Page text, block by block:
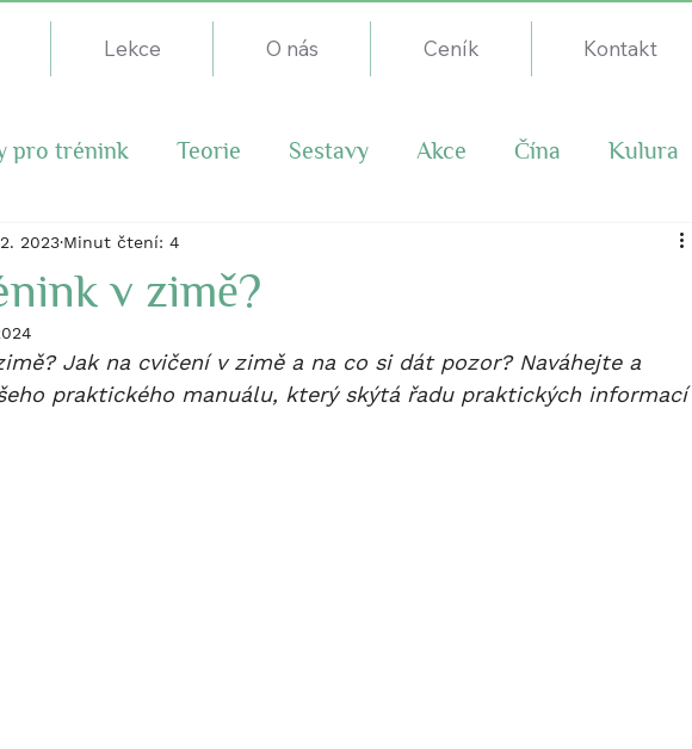
Lekce O nás Ceník Kontakt
pro trénink Teorie Sestavy Akce Čína Kulura
v zimě?
2023 Minut čtení: 4
Jak na cvičení v zimě a na co si dát pozor? Naváhejte a
praktického manuálu, který skýtá řadu praktických informací